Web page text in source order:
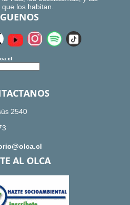
los habitan.
2540
AL OLCA